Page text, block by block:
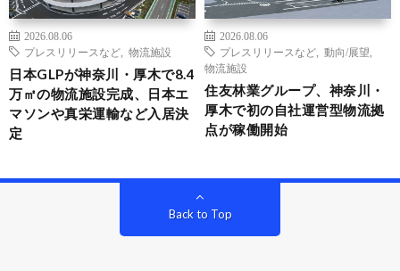
2026.08.06
プレスリリースなど
物流施設
日本GLPが神奈川・厚木で8.4
万㎡の物流施設完成、日本エ
マソンや真栄運輸など入居決
定
2026.08.06
プレスリリースなど
動向/展望
物流施設
住友林業グループ、神奈川・
厚木で初の自社運営型物流拠
点が稼働開始
Back to Top